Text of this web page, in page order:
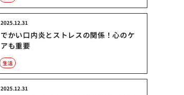
でかい口内炎とストレスの関係！心のケ
アも重要
2025.12.31
生活
2025.12.31